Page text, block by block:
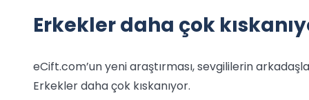
Erkekler daha çok
eCift.com’un yeni araştırması, sevgililerin
Erkekler daha çok kıskanıyor.